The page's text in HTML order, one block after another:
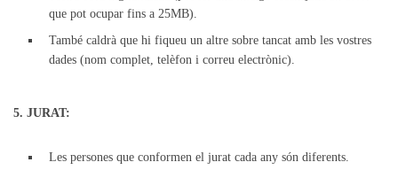
que pot ocupar fins a 25MB).
També caldrà que hi fiqueu un altre sobre tancat amb les vostres
dades (nom complet, telèfon i correu electrònic).
5. JURAT:
Les persones que conformen el jurat cada any són diferents.